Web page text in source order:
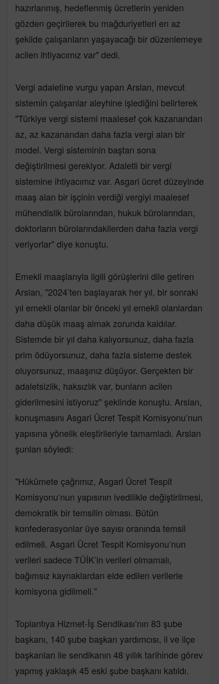
hazırlanmış, hedeflenmiş ücretlerin yeniden
gözden geçirilerek bu mağduriyetleri en az
şekilde çalışanların yaşayacağı bir düzenlemeye
acilen ihtiyacımız var" dedi.
Vergi adaletine vurgu yapan Arslan, mevcut
sistemin çalışanlar aleyhine işlediğini belirterek
"Türkiye vergi sistemi maalesef çok kazanandan
az, az kazanandan daha fazla vergi alan bir
model. Vergi sisteminin baştan sona
değiştirilmesi gerekiyor. Adaletli bir vergi
sistemine ihtiyacımız var. Asgari ücret düzeyinde
maaş alan bir işçinin verdiği vergiyi maalesef
mühendislik bürolarından, hukuk bürolarından,
doktorların bürolarındakilerden daha fazla vergi
veriyorlar" diye konuştu.
Emekli maaşlarıyla ilgili görüşlerini dile getiren
Arslan, "2024’ten başlayarak her yıl, bir sonraki
yıl emekli olanlar bir önceki yıl emekli olanlardan
daha düşük maaş almak zorunda kaldılar.
Sistemde bir yıl daha kalıyorsunuz, daha fazla
prim ödüyorsunuz, daha fazla sisteme destek
oluyorsunuz, maaşınız düşüyor. Gerçekten bir
adaletsizlik, haksızlık var, bunların acilen
giderilmesini istiyoruz" şeklinde konuştu. Arslan,
konuşmasını Asgari Ücret Tespit Komisyonu’nun
yapısına yönelik eleştirileriyle tamamladı. Arslan
şunları söyledi:
"Hükümete çağrımız, Asgari Ücret Tespit
Komisyonu’nun yapısının ivedilikle değiştirilmesi,
demokratik bir temsilin olması. Bütün
konfederasyonlar üye sayısı oranında temsil
edilmeli. Asgari Ücret Tespit Komisyonu’nun
verileri sadece TÜİK’in verileri olmamalı,
bağımsız kaynaklardan elde edilen verilerle
komisyona gidilmeli."
Toplantıya Hizmet-İş Sendikası’nın 83 şube
başkanı, 140 şube başkan yardımcısı, il ve ilçe
başkanları ile sendikanın 48 yıllık tarihinde görev
yapmış yaklaşık 45 eski şube başkanı katıldı.